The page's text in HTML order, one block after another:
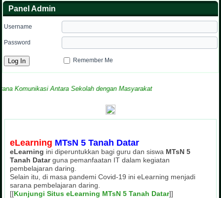
Panel Admin
Username
Password
Remember Me
Antara Sekolah dengan Masyarakat
eLearning MTsN 5 Tanah Datar
eLearning ini diperuntukkan bagi guru dan siswa MTsN 5
Tanah Datarguna pemanfaatan IT dalam kegiatan
pembelajaran daring.
Selain itu, di masa pandemi Covid-19 ini eLearning menjadi
sarana pembelajaran daring.
[[Kunjungi Situs eLearning MTsN 5 Tanah Datar]]